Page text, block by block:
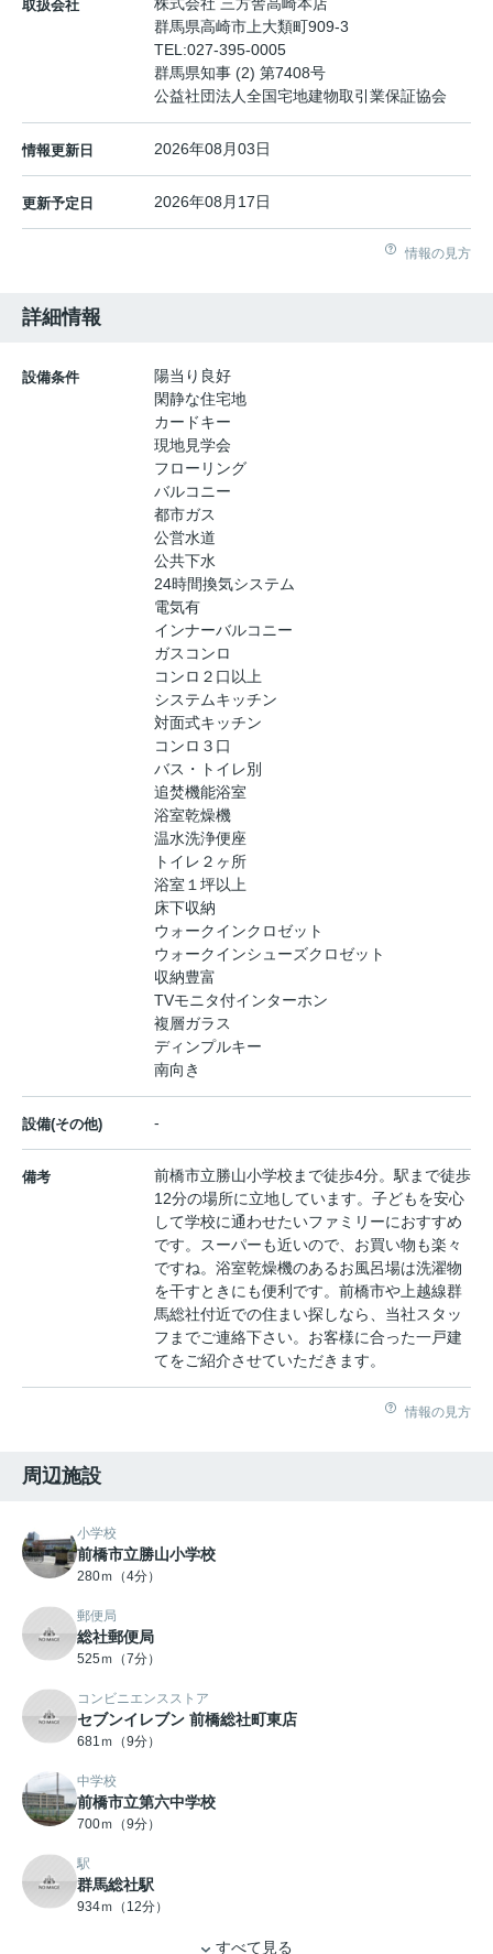
取扱会社
株式会社 三方舎高崎本店
群馬県高崎市上大類町909-3
TEL:027-395-0005
群馬県知事 (2) 第7408号
公益社団法人全国宅地建物取引業保証協会
情報更新日 2026年08月03日
更新予定日 2026年08月17日
情報の見方
詳細情報
設備条件
陽当り良好
閑静な住宅地
カードキー
現地見学会
フローリング
バルコニー
都市ガス
公営水道
公共下水
24時間換気システム
電気有
インナーバルコニー
ガスコンロ
コンロ２口以上
システムキッチン
対面式キッチン
コンロ３口
バス・トイレ別
追焚機能浴室
浴室乾燥機
温水洗浄便座
トイレ２ヶ所
浴室１坪以上
床下収納
ウォークインクロゼット
ウォークインシューズクロゼット
収納豊富
TVモニタ付インターホン
複層ガラス
ディンプルキー
南向き
設備(その他) -
備考
前橋市立勝山小学校まで徒歩4分。駅まで徒歩
12分の場所に立地しています。子どもを安心
して学校に通わせたいファミリーにおすすめ
です。スーパーも近いので、お買い物も楽々
ですね。浴室乾燥機のあるお風呂場は洗濯物
を干すときにも便利です。前橋市や上越線群
馬総社付近での住まい探しなら、当社スタッ
フまでご連絡下さい。お客様に合った一戸建
てをご紹介させていただきます。
情報の見方
周辺施設
小学校
前橋市立勝山小学校
280ｍ（4分）
郵便局
総社郵便局
525ｍ（7分）
コンビニエンスストア
セブンイレブン 前橋総社町東店
681ｍ（9分）
中学校
前橋市立第六中学校
700ｍ（9分）
駅
群馬総社駅
934ｍ（12分）
すべて見る